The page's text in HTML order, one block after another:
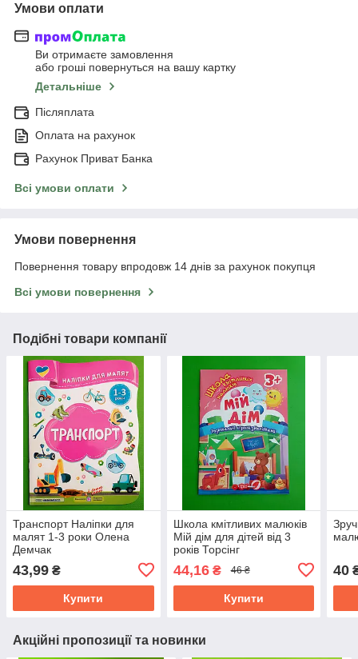
Умови оплати
Ви отримаєте замовлення
або гроші повернуться на вашу картку
Детальніше
Післяплата
Оплата на рахунок
Рахунок Приват Банка
Всі умови оплати
Умови повернення
Повернення товару впродовж 14 днів за рахунок покупця
Всі умови повернення
Подібні товари компанії
Транспорт Наліпки для
малят 1-3 роки Олена
Демчак
43,99 ₴
Купити
Школа кмітливих малюків
Мій дім для дітей від 3
років Торсінг
44,16₴ 46 ₴
Купити
40
Акційні пропозиції та новинки